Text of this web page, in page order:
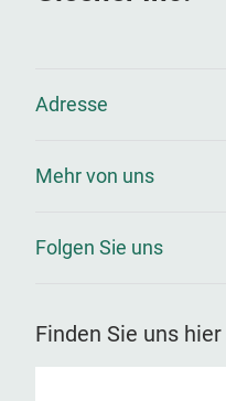
Adresse
Mehr von uns
Folgen Sie uns
Finden Sie uns hier